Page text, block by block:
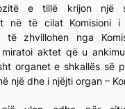
e tillë krijon një
në të cilat Komisioni i
të zhvillohen nga
aktet që u
organet e shkallës së
një dhe i njëjti organ –